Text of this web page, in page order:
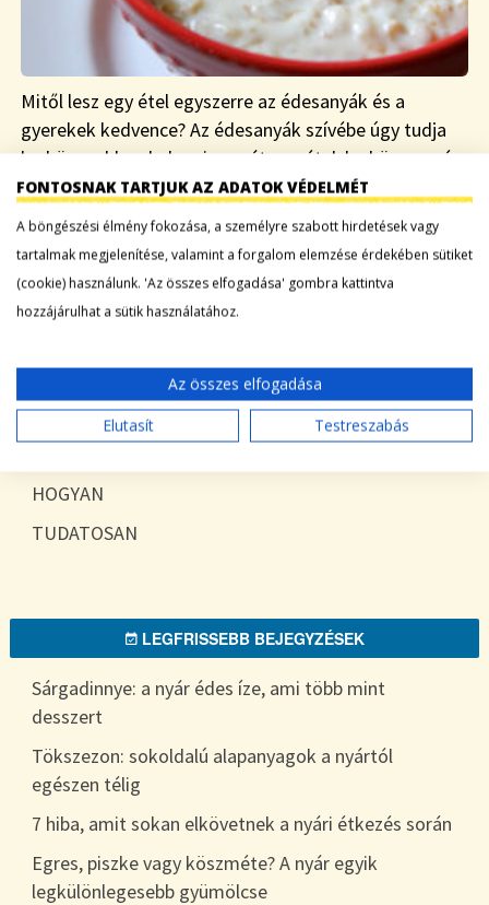
Mitől lesz egy étel egyszerre az édesanyák és a
gyerekek kedvence? Az édesanyák szívébe úgy tudja
legkönnyebben belopni magát egy étel, ha könnyen és
szupergyorsan elkészíthető, az már csak hab…
Tovább a bejegyzéshez
KATEGÓRIÁK
Blog
HOGYAN
TUDATOSAN
LEGFRISSEBB BEJEGYZÉSEK
Sárgadinnye: a nyár édes íze, ami több mint
desszert
Tökszezon: sokoldalú alapanyagok a nyártól
egészen télig
7 hiba, amit sokan elkövetnek a nyári étkezés során
Egres, piszke vagy köszméte? A nyár egyik
legkülönlegesebb gyümölcse
FONTOSNAK TARTJUK AZ ADATOK VÉDELMÉT
A böngészési élmény fokozása, a személyre szabott hirdetések vagy
tartalmak megjelenítése, valamint a forgalom elemzése érdekében sütiket
(cookie) használunk. 'Az összes elfogadása' gombra kattintva
hozzájárulhat a sütik használatához.
Az összes elfogadása
Elutasít
Testreszabás